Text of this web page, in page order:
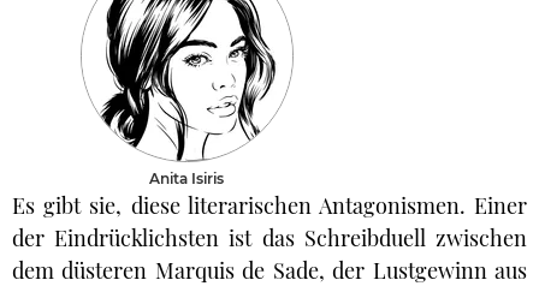
Anita Isiris
Es gibt sie, diese literarischen Antagonismen. Einer
der Eindrücklichsten ist das Schreibduell zwischen
dem düsteren Marquis de Sade, der Lustgewinn aus